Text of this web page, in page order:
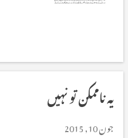
یہ ناممکن تو نہیں
جون 10, 2015